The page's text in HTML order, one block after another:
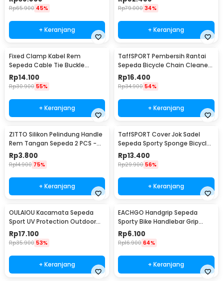
Rp65.900 45%
+ Keranjang
Rp79.000 34%
+ Keranjang
Fixed Clamp Kabel Rem
Sepeda Cable Tie Buckle
Organizer 5 PCS
Rp14.100
Rp30.900 55%
+ Keranjang
TaffSPORT Pembersih Rantai
Sepeda Bicycle Chain Cleaner
Scrubber - YHW10-258
Rp16.400
Rp34.900 54%
+ Keranjang
ZITTO Silikon Pelindung Handle
Rem Tangan Sepeda 2 PCS -
M187
Rp3.800
Rp14.900 75%
+ Keranjang
TaffSPORT Cover Jok Sadel
Sepeda Sporty Sponge Bicycle
Seat Universal - HM847
Rp13.400
Rp29.900 56%
+ Keranjang
OULAIOU Kacamata Sepeda
Sport UV Protection Outdoor
Cycling Sunglasses - AJ1
Rp17.100
Rp35.900 53%
+ Keranjang
EACHGO Handgrip Sepeda
Sporty Bike Handlebar Grip
Silicone 1 Pair - STD
Rp6.100
Rp16.900 64%
+ Keranjang